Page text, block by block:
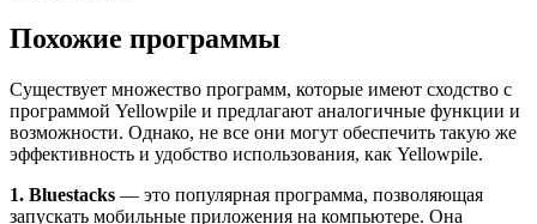
Похожие программы
Существует множество программ, которые имеют сходство с
программой Yellowpile и предлагают аналогичные функции и
возможности. Однако, не все они могут обеспечить такую же
эффективность и удобство использования, как Yellowpile.
1. Bluestacks — это популярная программа, позволяющая
запускать мобильные приложения на компьютере. Она